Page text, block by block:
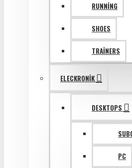
RUNNING
SHOES
TRAINERS
ELECKRONIK
DESKTOPS
PC